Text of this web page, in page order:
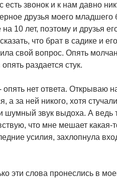
есть звонок и к нам давно
друзья моего младшего
10 лет, поэтому и друзья
что брат в садике и
свой вопрос. Опять
раздается стук.
нет ответа. Открываю
за ней никого, хотя
шумный звук выдоха. А ведь
что мне мешает какая-
усилия, захлопнула
эти слова пронеслись в